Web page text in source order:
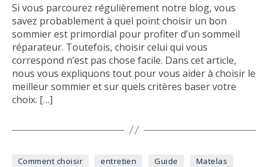
Si vous parcourez régulièrement notre blog, vous
savez probablement à quel point choisir un bon
sommier est primordial pour profiter d’un sommeil
réparateur. Toutefois, choisir celui qui vous
correspond n’est pas chose facile. Dans cet article,
nous vous expliquons tout pour vous aider à choisir le
meilleur sommier et sur quels critères baser votre
choix. […]
Catégories
Comment choisir entretien Guide Matelas